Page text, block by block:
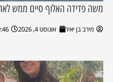
משה פדידה האלוף סיים ממש
מירב בן יאיר אוגוסט 4, 2026 pm